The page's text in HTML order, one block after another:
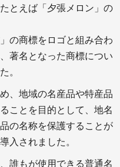
とえば「夕張メロン」の
の商標をロゴと組み合わ
著名となった商標につい
。
、地域の名産品や特産品
ことを目的として、地名
の名称を保護することが
入されました。
誰もが使用できる普通名